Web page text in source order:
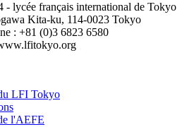
lycée français international de Tokyo
Kita-ku, 114-0023 Tokyo
: +81 (0)3 6823 6580
LFI Tokyo
l'AEFE